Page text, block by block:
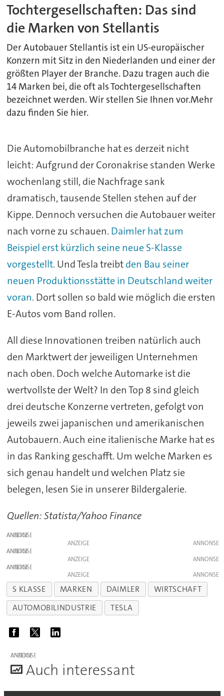
Tochtergesellschaften: Das sind
die Marken von Stellantis
Der Autobauer Stellantis ist ein US-europäischer
Konzern mit Sitz in den Niederlanden und einer der
größten Player der Branche. Dazu tragen auch die
14 Marken bei, die oft als Tochtergesellschaften
bezeichnet werden. Wir stellen Sie Ihnen vor.Mehr
dazu finden Sie hier.
Die Automobilbranche hat es derzeit nicht
leicht: Aufgrund der Coronakrise standen Werke
wochenlang still, die Nachfrage sank
dramatisch, tausende Stellen stehen auf der
Kippe. Dennoch versuchen die Autobauer weiter
nach vorne zu schauen. Daimler hat zum
Beispiel erst kürzlich seine neue S-Klasse
vorgestellt. Und Tesla treibtden Bau seiner
neuen Produktionsstätte in Deutschland weiter
voran. Dort sollen so bald wie möglich die ersten
E-Autos vom Band rollen.
All diese Innovationen treiben natürlich auch
den Marktwert der jeweiligen Unternehmen
nach oben. Doch welche Automarke ist die
wertvollste der Welt? In den Top 8 sind gleich
drei deutsche Konzerne vertreten, gefolgt von
jeweils zwei japanischen und amerikanischen
Autobauern. Auch eine italienische Marke hat es
in das Ranking geschafft. Um welche Marken es
sich genau handelt und welchen Platz sie
belegen, lesen Sie in unserer Bildergalerie.
Quellen: Statista/Yahoo Finance
ANZEIGE
ANZEIGE
ANZEIGE
ANZEIGE
ANZEIGE
ANZEIGE
S KLASSE MARKEN DAIMLER
WIRTSCHAFT
AUTOMOBILINDUSTRIE
TESLA
ANZEIGE
Auch interessant